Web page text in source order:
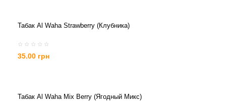
Табак Al Waha Strawberry (Клубника)
35.00 грн
Табак Al Waha Mix Berry (Ягодный Микс)